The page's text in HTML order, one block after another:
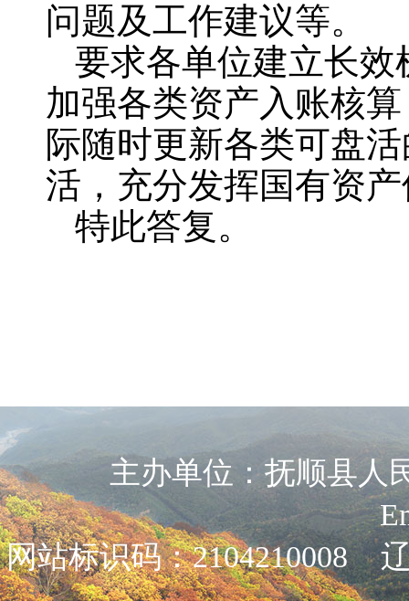
问题及工作建议等。
要求各单位建立长
加强各类资产入账核
际随时更新各类可盘
活，充分发挥国有资
特此答复。
主办单位：抚顺县
网站标识码：2104210008